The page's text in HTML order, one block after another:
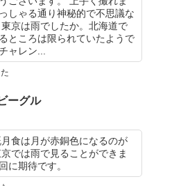
しゃる通り神秘的で不思議な
京は雨でしたか。北海道で
ところは限られていたようで
ャレン...
ーグル
食は月が赤銅色になるのが
では雨で見ることができま
に期待です。